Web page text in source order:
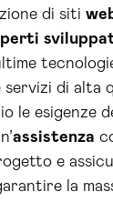
di siti
di alta
le esigenze
assistenza
e
la